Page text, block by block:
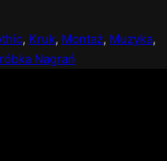
, Kruk, Montaż, Muzyka
Nagrań